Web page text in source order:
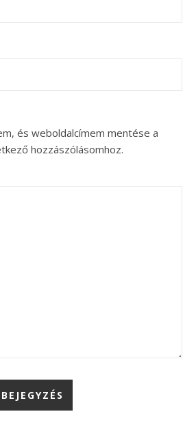
és weboldalcímem mentése a
hozzászólásomhoz.